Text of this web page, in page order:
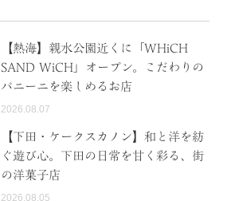
【熱海】親水公園近くに「WHiCH
SAND WiCH」オープン。こだわりの
パニーニを楽しめるお店
2026.08.07
【下田・ケークスカノン】和と洋を紡
ぐ遊び心。下田の日常を甘く彩る、街
の洋菓子店
2026.08.05